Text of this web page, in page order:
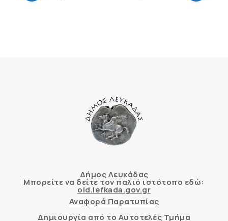
Δήμος Λευκάδας
Μπορείτε να δείτε τον παλιό ιστότοπο εδώ:
old.lefkada.gov.gr
Αναφορά Παρατυπίας
Δημιουργία από το Αυτοτελές Τμήμα